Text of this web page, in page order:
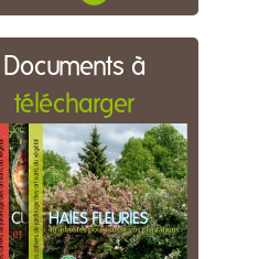
Documents à
télécharger